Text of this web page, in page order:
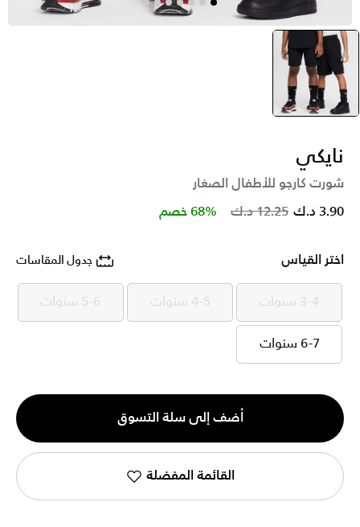
selected
أسود
نايكي
شورت كارجو للأطفال الصغار
Price reduced from
12.25 د.ك to 3.90 د.ك 68% خصم
اختر القياس جدول المقاسات
3-4 سنوات 3-4 سنوات 4-5 سنوات 4-5 سنوات 5-6 سنوات 5-6 سنوات
6-7 سنوات 6-7 سنوات
الكمية
1
أضف إلى سلة التسوق
القائمة المفضلة